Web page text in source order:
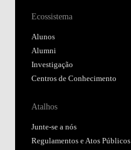
Ecossistema
Alunos
Alumni
Investigação
Centros de Conhecimento
Atalhos
Junte-se a nós
Regulamentos e Atos Públicos